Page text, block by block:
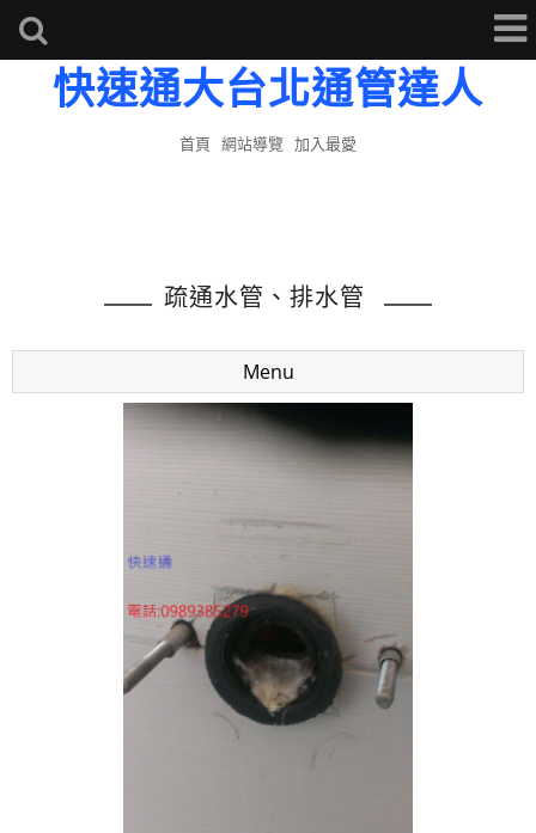
快速通大台北通管達人
首頁 網站導覽 加入最愛
疏通水管、排水管
Menu